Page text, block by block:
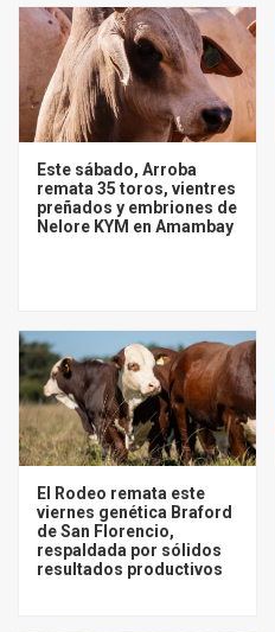
Este sábado, Arroba
remata 35 toros, vientres
preñados y embriones de
Nelore KYM en Amambay
El Rodeo remata este
viernes genética Braford
de San Florencio,
respaldada por sólidos
resultados productivos